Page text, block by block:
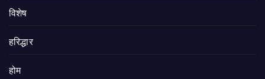
विशेष
हरिद्धार
होम